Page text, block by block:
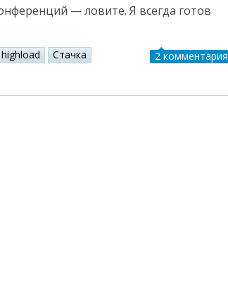
— ловите. Я всегда готов
highload
Стачка
2 комментария